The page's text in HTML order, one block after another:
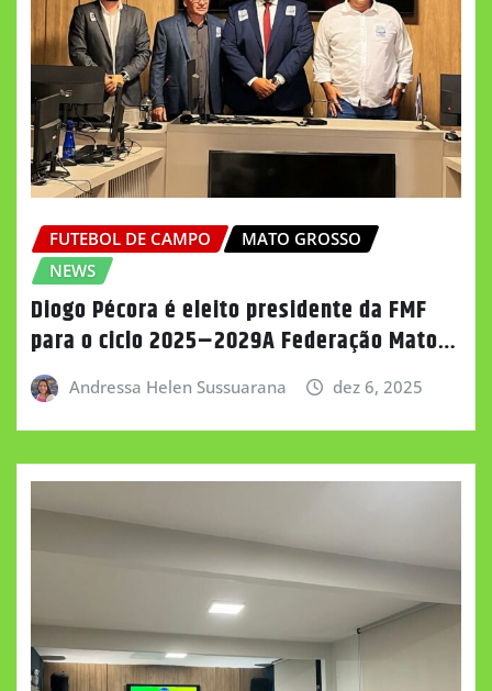
FUTEBOL DE CAMPO
MATO GROSSO
NEWS
Diogo Pécora é eleito presidente da FMF
para o ciclo 2025–2029A Federação Mato…
Andressa Helen Sussuarana dez 6, 2025